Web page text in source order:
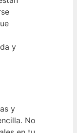
y
y
No